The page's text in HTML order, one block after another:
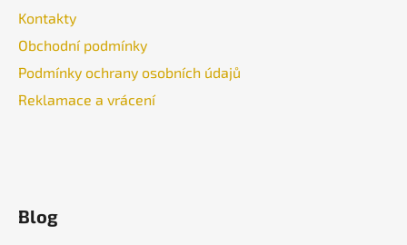
Kontakty
Obchodní podmínky
Podmínky ochrany osobních údajů
Reklamace a vrácení
Blog